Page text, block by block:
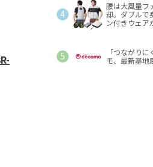
腰は大風量フ
却。ダブルで
ン付きウェ
「つながり
モ、最新基地